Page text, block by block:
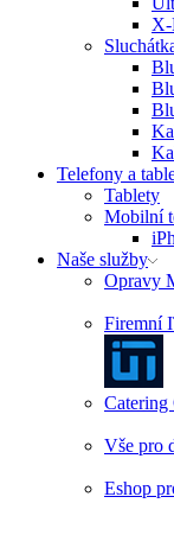
Telefony a
Tablety
Mobilní
Naše služby
Opravy
Firemní
Catering
Vše pro
Eshop